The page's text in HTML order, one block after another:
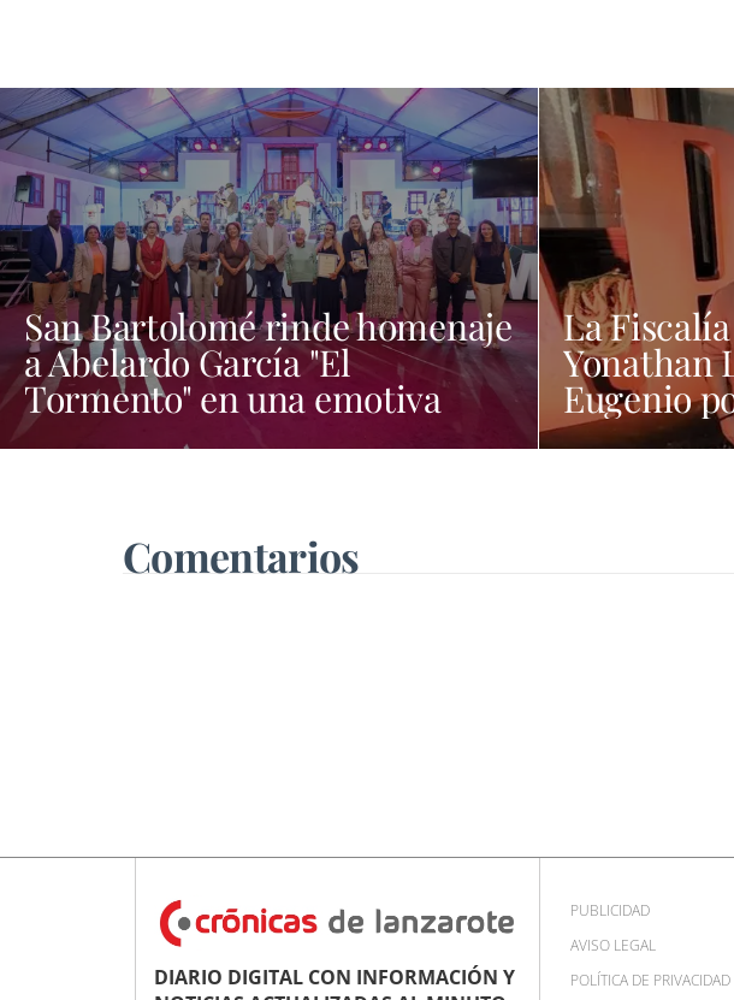
San Bartolomé rinde homenaje
a Abelardo García "El
Tormento" en una emotiva
noche dedicada al folclore
La
Yonathan
Eugenio
las
Comentarios
DIARIO DIGITAL CON INFORMACIÓN Y
PUBLICIDAD
AVISO LEGAL
POLÍTICA DE PRIVACIDAD